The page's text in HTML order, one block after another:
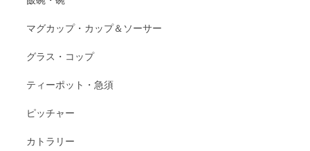
マグカップ・カップ＆ソーサー
グラス・コップ
ティーポット・急須
ピッチャー
カトラリー